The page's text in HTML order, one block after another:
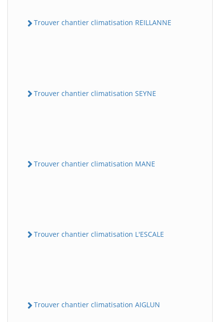
Trouver chantier climatisation REILLANNE
Trouver chantier climatisation SEYNE
Trouver chantier climatisation MANE
Trouver chantier climatisation L'ESCALE
Trouver chantier climatisation AIGLUN